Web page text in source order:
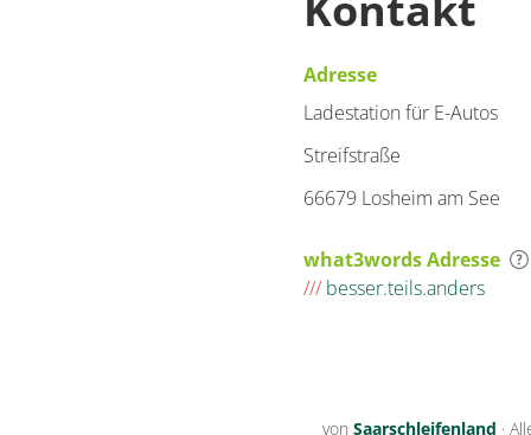
Adresse
Ladestation für E-Autos
Streifstraße
66679 Losheim am See
what3words Adresse
/// besser.teils.anders
von Saarschleifenland ·